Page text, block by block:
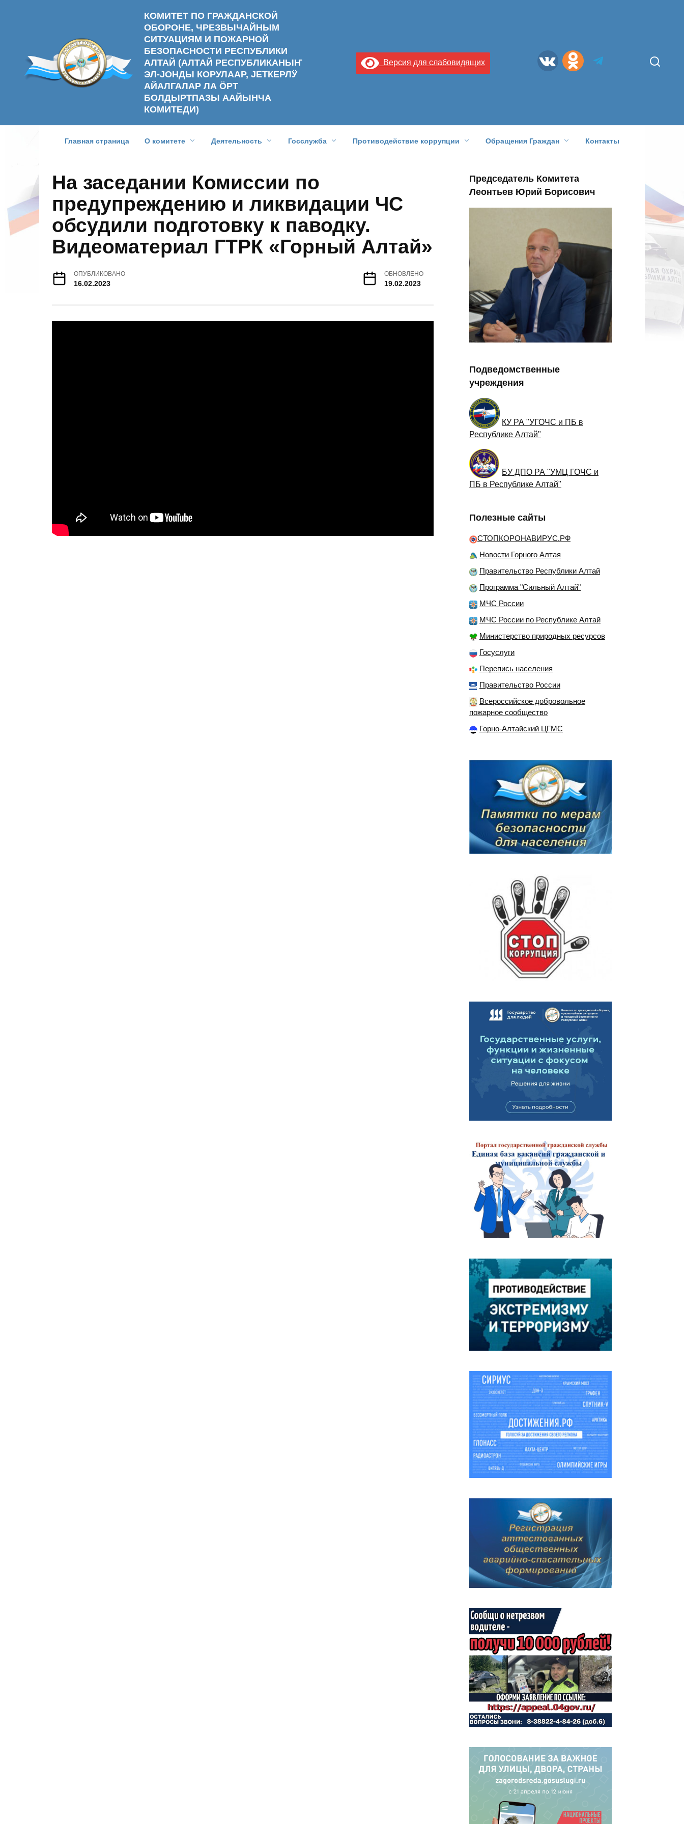
КОМИТЕТ ПО ГРАЖДАНСКОЙ
ОБОРОНЕ, ЧРЕЗВЫЧАЙНЫМ
СИТУАЦИЯМ И ПОЖАРНОЙ
БЕЗОПАСНОСТИ РЕСПУБЛИКИ
АЛТАЙ (АЛТАЙ РЕСПУБЛИКАНЫҤ
ЭЛ-ЈОНДЫ КОРУЛААР, ЈЕТКЕРЛӰ
АЙАЛГАЛАР ЛА ӦРТ
БОЛДЫРТПАЗЫ ААЙЫНЧА
КОМИТЕДИ)
Версия для слабовидящих
Главная страница О комитете Деятельность Госслужба Противодействие коррупции Обращения Граждан Контакты
На заседании Комиссии по
предупреждению и ликвидации ЧС
обсудили подготовку к паводку.
Видеоматериал ГТРК «Горный Алтай»
ОПУБЛИКОВАНО
16.02.2023
ОБНОВЛЕНО
19.02.2023
Председатель Комитета
Леонтьев Юрий Борисович
Подведомственные
учреждения
КУ РА "УГОЧС и ПБ в
Республике Алтай"
БУ ДПО РА "УМЦ ГОЧС и
ПБ в Республике Алтай"
Полезные сайты
СТОПКОРОНАВИРУС.РФ
Новости Горного Алтая
Правительство Республики Алтай
Программа "Сильный Алтай"
МЧС России
МЧС России по Республике Алтай
Министерство природных ресурсов
Госуслуги
Перепись населения
Правительство России
Всероссийское добровольное
пожарное сообщество
Горно-Алтайский ЦГМС